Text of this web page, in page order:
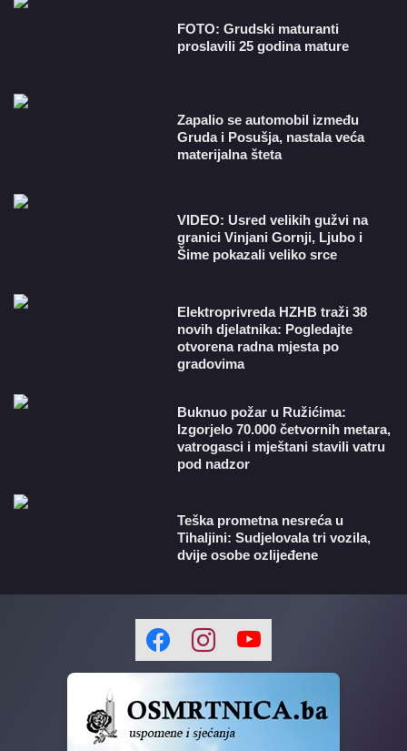
FOTO: Grudski maturanti
proslavili 25 godina mature
Zapalio se automobil između
Gruda i Posušja, nastala veća
materijalna šteta
VIDEO: Usred velikih gužvi na
granici Vinjani Gornji, Ljubo i
Šime pokazali veliko srce
​Elektroprivreda HZHB traži 38
novih djelatnika: Pogledajte
otvorena radna mjesta po
gradovima
Buknuo požar u Ružićima:
Izgorjelo 70.000 četvornih metara,
vatrogasci i mještani stavili vatru
pod nadzor
Teška prometna nesreća u
Tihaljini: Sudjelovala tri vozila,
dvije osobe ozlijeđene